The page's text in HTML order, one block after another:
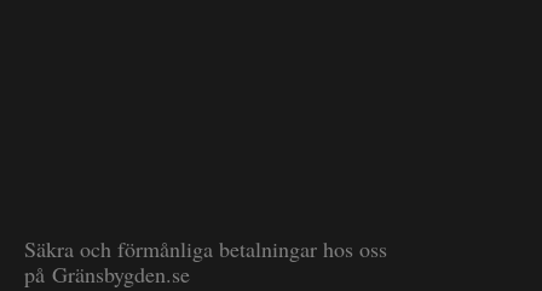
Säkra och förmånliga betalningar hos oss
på Gränsbygden.se